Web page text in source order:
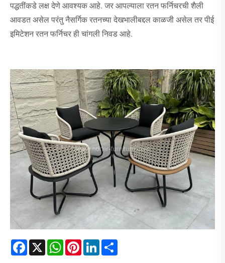
पद्धतींकडे लक्ष देणे आवश्यक आहे. जर आपल्याला रतन फर्निचरची शैली
आवडत असेल परंतु नैसर्गिक रतनच्या देखभालीबद्दल काळजी असेल तर पीई
इमिटेशन रतन फर्निचर ही चांगली निवड आहे.
Facebook
X WhatsAppPinterestLinkedIn